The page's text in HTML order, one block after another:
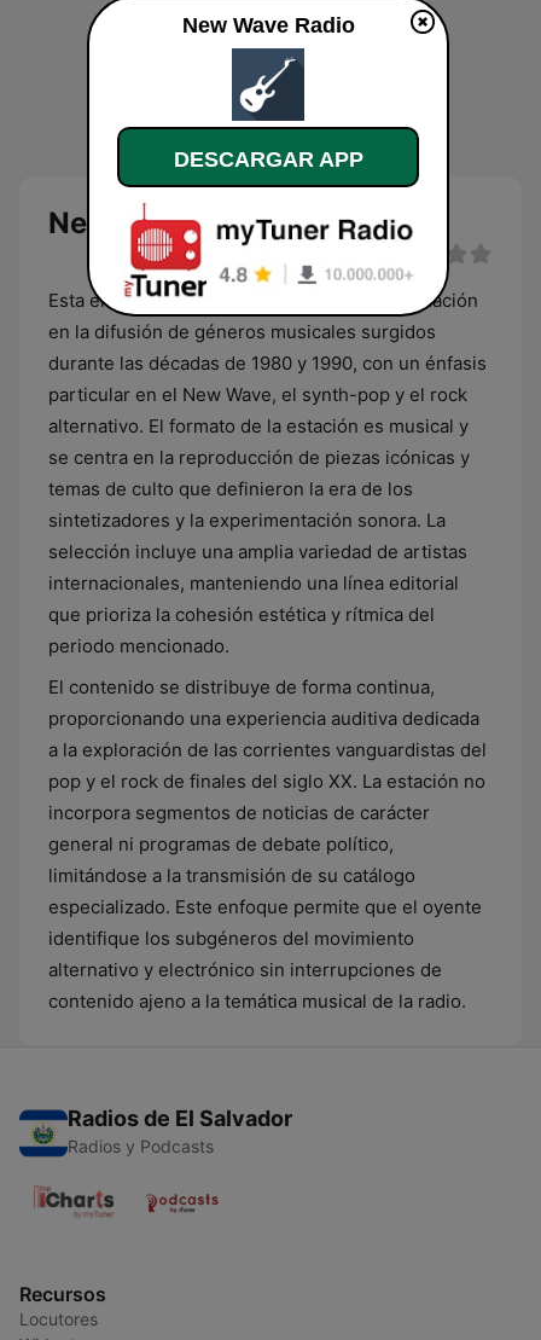
New Wave Radio
Esta emisora salvadoreña enfoca su programación
en la difusión de géneros musicales surgidos
durante las décadas de 1980 y 1990, con un énfasis
particular en el New Wave, el synth-pop y el rock
alternativo. El formato de la estación es musical y
se centra en la reproducción de piezas icónicas y
temas de culto que definieron la era de los
sintetizadores y la experimentación sonora. La
selección incluye una amplia variedad de artistas
internacionales, manteniendo una línea editorial
que prioriza la cohesión estética y rítmica del
periodo mencionado.
El contenido se distribuye de forma continua,
proporcionando una experiencia auditiva dedicada
a la exploración de las corrientes vanguardistas del
pop y el rock de finales del siglo XX. La estación no
incorpora segmentos de noticias de carácter
general ni programas de debate político,
limitándose a la transmisión de su catálogo
especializado. Este enfoque permite que el oyente
identifique los subgéneros del movimiento
alternativo y electrónico sin interrupciones de
contenido ajeno a la temática musical de la radio.
Radios de El Salvador
Radios y Podcasts
Recursos
Locutores
New Wave Radio
DESCARGAR APP